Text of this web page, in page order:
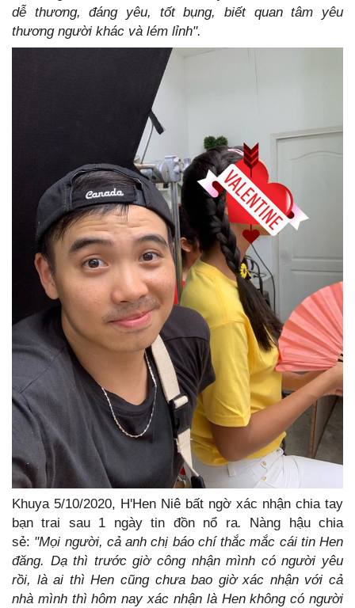
dễ thương, đáng yêu, tốt bụng, biết quan tâm yêu
thương người khác và lém lỉnh".
Khuya 5/10/2020, H'Hen Niê bất ngờ xác nhận chia tay
bạn trai sau 1 ngày tin đồn nổ ra. Nàng hậu chia
sẻ: "Mọi người, cả anh chị báo chí thắc mắc cái tin Hen
đăng. Dạ thì trước giờ công nhận mình có người yêu
rồi, là ai thì Hen cũng chưa bao giờ xác nhận với cả
nhà mình thì hôm nay xác nhận là Hen không có người